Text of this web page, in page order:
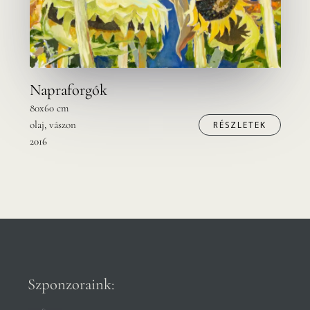
Napraforgók
80x60 cm
olaj, vászon
2016
RÉSZLETEK
Szponzoraink: